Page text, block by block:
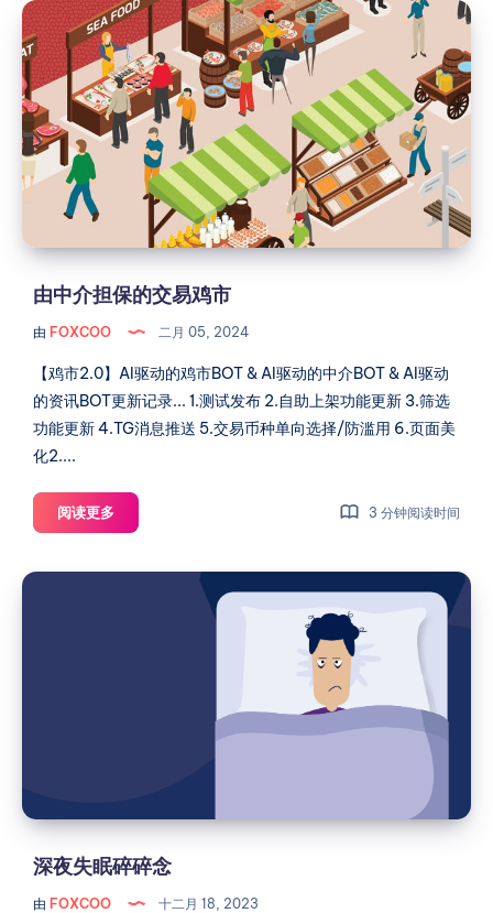
想
的
小
鸡：
在
繁
如
选
出
心
伙
伴？
由
中
介
担
保
的
交
鸡
市
由中介担保的交易鸡市
由 FOXCOO 二月 05, 2024
【鸡市2.0】AI驱动的鸡市BOT & AI驱动的中介BOT & AI驱动
的资讯BOT更新记录... 1.测试发布 2.自助上架功能更新 3.筛选
功能更新 4.TG消息推送 5.交易币种单向选择/防滥用 6.页面美
化2....
阅读更多由
中
3 分钟阅读时间
深
深夜失眠碎碎念
由 FOXCOO 十二月 18, 2023